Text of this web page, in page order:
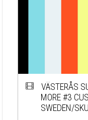
VÄSTERÅS
MORE #3
SWEDEN/